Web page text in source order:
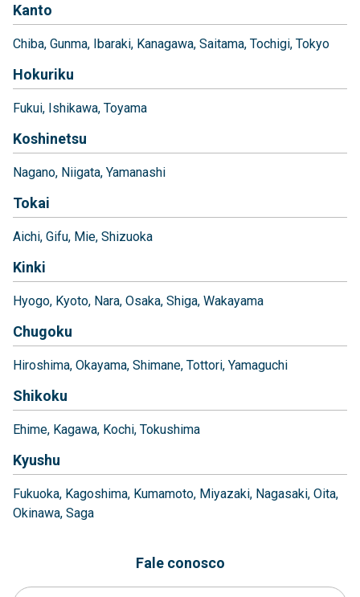
Kanto
Chiba Gunma Ibaraki Kanagawa Saitama Tochigi Tokyo
Hokuriku
Fukui Ishikawa Toyama
Koshinetsu
Nagano Niigata Yamanashi
Tokai
Aichi Gifu Mie Shizuoka
Kinki
Hyogo Kyoto Nara Osaka Shiga Wakayama
Chugoku
Hiroshima Okayama Shimane Tottori Yamaguchi
Shikoku
Ehime Kagawa Kochi Tokushima
Kyushu
Fukuoka Kagoshima Kumamoto Miyazaki Nagasaki Oita
Okinawa Saga
Fale conosco